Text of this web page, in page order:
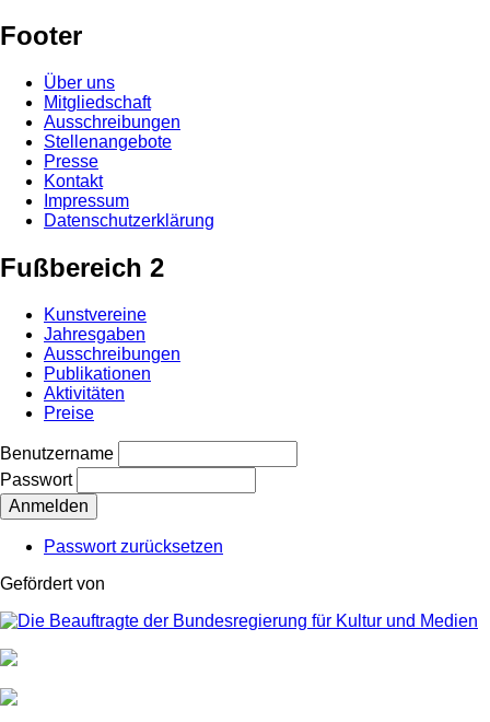
Footer
Über uns
Mitgliedschaft
Ausschreibungen
Stellenangebote
Presse
Kontakt
Impressum
Datenschutzerklärung
Fußbereich 2
Kunstvereine
Jahresgaben
Ausschreibungen
Publikationen
Aktivitäten
Preise
Benutzername
Passwort
Passwort zurücksetzen
Gefördert von